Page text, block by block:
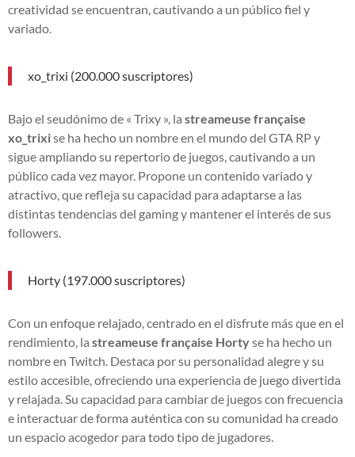
creatividad se encuentran, cautivando a un público fiel y
variado.
xo_trixi (200.000 suscriptores)
Bajo el seudónimo de « Trixy », la streameuse française
xo_trixise ha hecho un nombre en el mundo del GTA RP y
sigue ampliando su repertorio de juegos, cautivando a un
público cada vez mayor. Propone un contenido variado y
atractivo, que refleja su capacidad para adaptarse a las
distintas tendencias del gaming y mantener el interés de sus
followers.
Horty (197.000 suscriptores)
Con un enfoque relajado, centrado en el disfrute más que en el
rendimiento, la streameuse française Hortyse ha hecho un
nombre en Twitch. Destaca por su personalidad alegre y su
estilo accesible, ofreciendo una experiencia de juego divertida
y relajada. Su capacidad para cambiar de juegos con frecuencia
e interactuar de forma auténtica con su comunidad ha creado
un espacio acogedor para todo tipo de jugadores.